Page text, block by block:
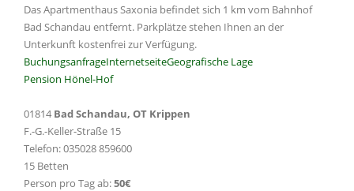
Das Apartmenthaus Saxonia befindet sich 1 km vom Bahnhof
Bad Schandau entfernt. Parkplätze stehen Ihnen an der
Unterkunft kostenfrei zur Verfügung.
BuchungsanfrageInternetseiteGeografische Lage
Pension Hönel-Hof
01814 Bad Schandau, OT Krippen
F.-G.-Keller-Straße 15
Telefon: 035028 859600
15 Betten
Person pro Tag ab:50€